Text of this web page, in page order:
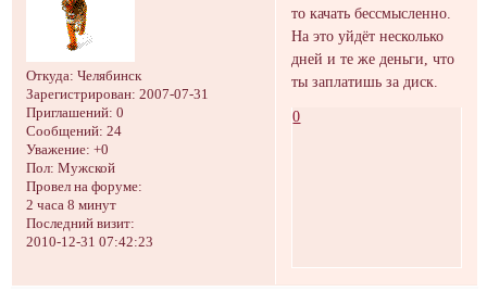
Откуда: Челябинск
Зарегистрирован: 2007-07-31
Приглашений: 0
Сообщений: 24
Уважение: +0
Пол: Мужской
Провел на форуме:
2 часа 8 минут
Последний визит:
2010-12-31 07:42:23
то качать бессмысленно.
На это уйдёт несколько
дней и те же деньги, что
ты заплатишь за диск.
0